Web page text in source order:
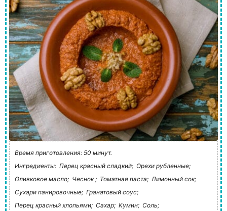
Время приготовления: 50 минут.
Ингредиенты: Перец красный сладкий; Орехи рубленные;
Оливковое масло; Чеснок ; Томатная паста; Лимонный сок;
Сухари панировочные; Гранатовый соус;
Перец красный хлопьями; Сахар; Кумин; Соль;